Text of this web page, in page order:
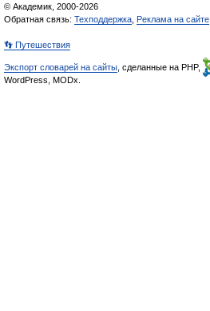
© Академик, 2000-2026
Обратная связь: Техподдержка Реклама на сайте
👣 Путешествия
Экспорт словарей на сайты , сделанные на PHP,
WordPress, MODx.